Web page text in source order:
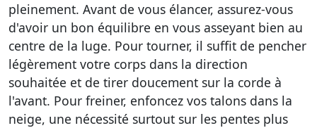
pleinement. Avant de vous élancer, assurez-vous
d'avoir un bon équilibre en vous asseyant bien au
centre de la luge. Pour tourner, il suffit de pencher
légèrement votre corps dans la direction
souhaitée et de tirer doucement sur la corde à
l'avant. Pour freiner, enfoncez vos talons dans la
neige, une nécessité surtout sur les pentes plus